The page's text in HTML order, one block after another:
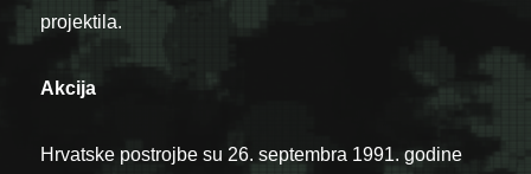
projektila.
Akcija
Hrvatske postrojbe su 26. septembra 1991. godine